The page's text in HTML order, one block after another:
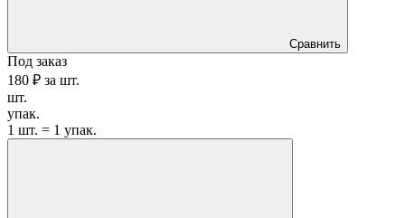
Сравнить
Под заказ
180 ₽ за шт.
шт.
упак.
1 шт. = 1 упак.